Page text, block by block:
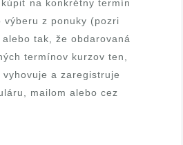
na konkrétny termín
výberu z ponuky (pozri
tak, že obdarovaná
termínov kurzov ten,
a zaregistruje
mailom alebo cez